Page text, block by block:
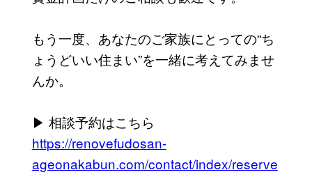
もう一度、あなたのご家族にとっての“ち
ょうどいい住まい”を一緒に考えてみませ
んか。
▶ 相談予約はこちら
https://renovefudosan-
ageonakabun.com/contact/index/reserve